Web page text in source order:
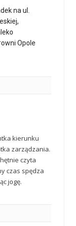
na ul.
Opole
kierunku
zarządzania.
czyta
czas spędza
jogę.